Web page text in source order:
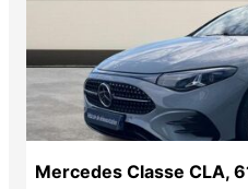
Mercedes Classe CLA,